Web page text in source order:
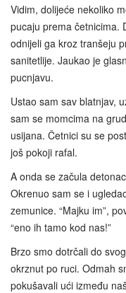
Vidim, dolijeće nekoliko
pucaju prema četnicima.
odnijeli ga kroz tranšeju
sanitetlije. Jaukao je
pucnjavu.
Ustao sam sav blatnjav,
sam se momcima na
usijana. Četnici su se
još pokoji rafal.
A onda se začula
Okrenuo sam se i
zemunice. “Majku im”,
“eno ih tamo kod nas!”
Brzo smo dotrčali do
okrznut po ruci. Odmah
pokušavali ući između